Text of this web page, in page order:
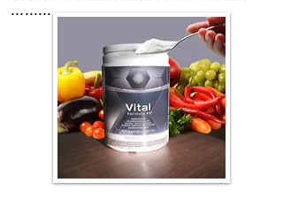
.........